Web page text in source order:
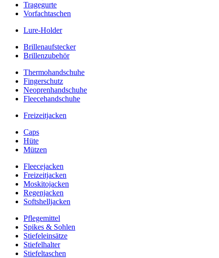
Tragegurte
Vorfachtaschen
Lure-Holder
Brillenaufstecker
Brillenzubehör
Thermohandschuhe
Fingerschutz
Neoprenhandschuhe
Fleecehandschuhe
Freizeitjacken
Caps
Hüte
Mützen
Fleecejacken
Freizeitjacken
Moskitojacken
Regenjacken
Softshelljacken
Pflegemittel
Spikes & Sohlen
Stiefeleinsätze
Stiefelhalter
Stiefeltaschen